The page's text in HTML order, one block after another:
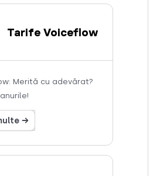
Tarife Voiceflow
Merită cu adevărat?
→